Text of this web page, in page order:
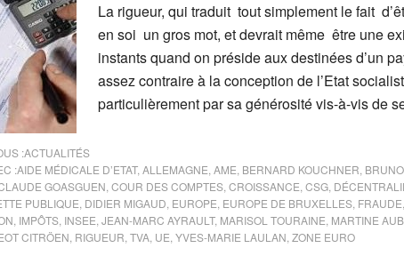
La rigueur, qui traduit tout simplement le fait
en soi un gros mot, et devrait même être une
instants quand on préside aux destinées d’un
assez contraire à la conception de l’Etat
particulièrement par sa générosité vis-à-vis de
:ACTUALITÉS
:AIDE MÉDICALE D’ETAT, ALLEMAGNE AME BERNARD KOUCHNER
GOASGUEN COUR DES COMPTES CROISSANCE CSG
PUBLIQUE DIDIER MIGAUD EUROPE EUROPE DE BRUXELLES FRAUDE
IMPÔTS INSEE JEAN-MARC AYRAULT, MARISOL TOURAINE MARTINE
CITRÖEN RIGUEUR TVA UE YVES-MARIE LAULAN ZONE EURO